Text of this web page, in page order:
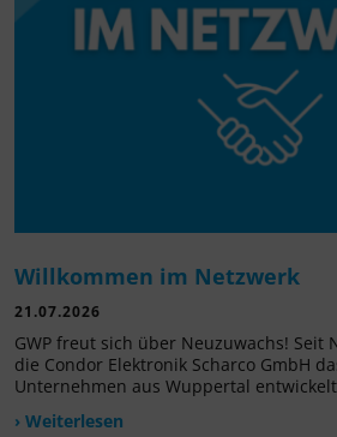
Willkommen im Netzwerk
21.07.2026
GWP freut sich über Neuzuwachs! Seit
die Condor Elektronik Scharco GmbH
Unternehmen aus Wuppertal entwickelt
› Weiterlesen